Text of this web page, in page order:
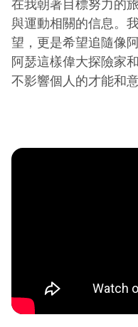
在我朝著目標努力的
與運動相關的信息。
望，更是希望追隨像
阿瑟這樣偉大探險家
不影響個人的才能和意